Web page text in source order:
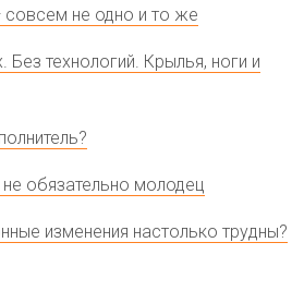
не одно и то же
технологий. Крылья, ноги и
обязательно молодец
изменения настолько трудны?